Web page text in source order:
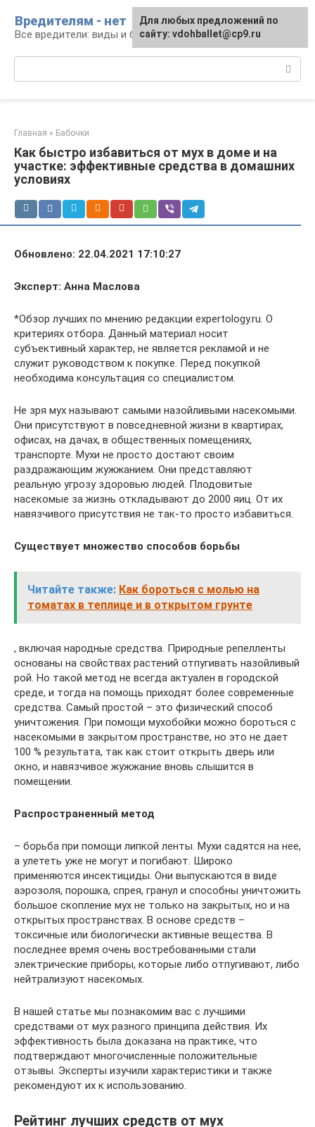
контенту
Вредителям - нет
Все вредители: виды и борьба
Главная » Бабочки
Как быстро избавиться от мух в доме и на
участке: эффективные средства в домашних
условиях
Обновлено: 22.04.2021 17:10:27
Эксперт: Анна Маслова
*Обзор лучших по мнению редакции expertology.ru. О
критериях отбора. Данный материал носит
субъективный характер, не является рекламой и не
служит руководством к покупке. Перед покупкой
необходима консультация со специалистом.
Не зря мух называют самыми назойливыми насекомыми.
Они присутствуют в повседневной жизни в квартирах,
офисах, на дачах, в общественных помещениях,
транспорте. Мухи не просто достают своим
раздражающим жужжанием. Они представляют
реальную угрозу здоровью людей. Плодовитые
насекомые за жизнь откладывают до 2000 яиц. От их
навязчивого присутствия не так-то просто избавиться.
Существует множество способов борьбы
Читайте также: Как бороться с молью на
томатах в теплице и в открытом грунте
, включая народные средства. Природные репелленты
основаны на свойствах растений отпугивать назойливый
рой. Но такой метод не всегда актуален в городской
среде, и тогда на помощь приходят более современные
средства. Самый простой – это физический способ
уничтожения. При помощи мухобойки можно бороться с
насекомыми в закрытом пространстве, но это не дает
100 % результата, так как стоит открыть дверь или
окно, и навязчивое жужжание вновь слышится в
помещении.
Распространенный метод
– борьба при помощи липкой ленты. Мухи садятся на нее,
а улететь уже не могут и погибают. Широко
применяются инсектициды. Они выпускаются в виде
аэрозоля, порошка, спрея, гранул и способны уничтожить
большое скопление мух не только на закрытых, но и на
открытых пространствах. В основе средств –
токсичные или биологически активные вещества. В
последнее время очень востребованными стали
электрические приборы, которые либо отпугивают, либо
нейтрализуют насекомых.
В нашей статье мы познакомим вас с лучшими
средствами от мух разного принципа действия. Их
эффективность была доказана на практике, что
подтверждают многочисленные положительные
отзывы. Эксперты изучили характеристики и также
рекомендуют их к использованию.
Рейтинг лучших средств от мух
Для любых предложений по
сайту: vdohballet@cp9.ru